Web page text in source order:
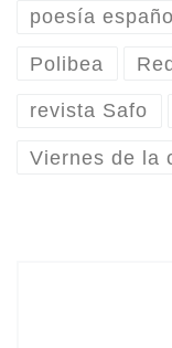
poesía
Polibea
revista Safo
Viernes de la